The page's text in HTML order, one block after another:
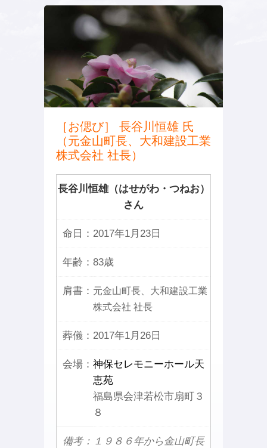
［お偲び］ 長谷川恒雄 氏
（元金山町長、大和建設工業
株式会社 社長）
長谷川恒雄（はせがわ・つねお）
さん
命日： 2017年1月23日
年齢： 83歳
肩書： 元金山町長、大和建設工業
株式会社 社長
葬儀： 2017年1月26日
会場： 神保セレモニーホール天
恵苑
福島県会津若松市扇町３
８
備考：１９８６年から金山町長